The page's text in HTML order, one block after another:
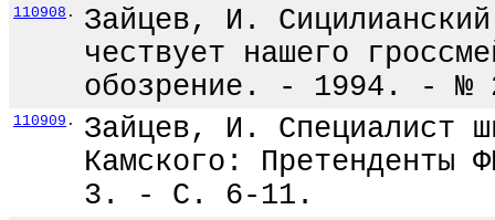
110908 .
Зайцев, И.
чествует нашего
обозрение. - 1994. -
110909 .
Зайцев, И. Специалист
Камского:
3. - С. 6-11.